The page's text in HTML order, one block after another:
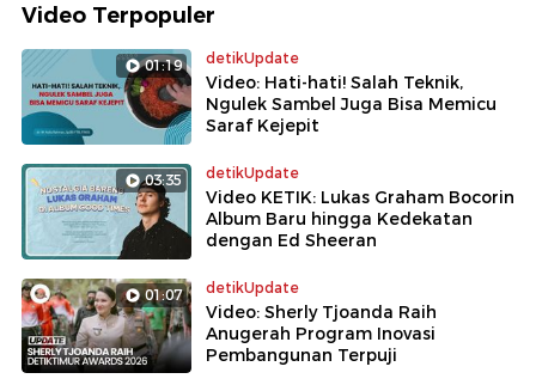
Video Terpopuler
01:19 detikUpdate
Video: Hati-hati! Salah Teknik,
Ngulek Sambel Juga Bisa Memicu
Saraf Kejepit
03:35 detikUpdate
Video KETIK: Lukas Graham Bocorin
Album Baru hingga Kedekatan
dengan Ed Sheeran
01:07 detikUpdate
Video: Sherly Tjoanda Raih
Anugerah Program Inovasi
Pembangunan Terpuji